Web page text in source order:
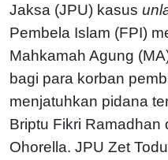
Jaksa (JPU) kasus
Pembela Islam (FPI)
Mahkamah Agung
bagi para korban
menjatuhkan pidana
Briptu Fikri Ramadhan
Ohorella. JPU Zet